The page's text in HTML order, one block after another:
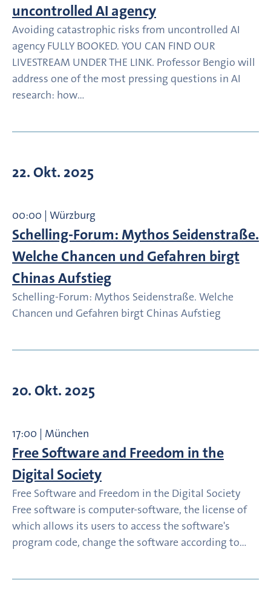
uncontrolled AI agency
Avoiding catastrophic risks from uncontrolled AI
agency FULLY BOOKED. YOU CAN FIND OUR
LIVESTREAM UNDER THE LINK. Professor Bengio will
address one of the most pressing questions in AI
research: how…
22. Okt. 2025
00:00 | Würzburg
Schelling-Forum: Mythos Seidenstraße.
Welche Chancen und Gefahren birgt
Chinas Aufstieg
Schelling-Forum: Mythos Seidenstraße. Welche
Chancen und Gefahren birgt Chinas Aufstieg
20. Okt. 2025
17:00 | München
Free Software and Freedom in the
Digital Society
Free Software and Freedom in the Digital Society
Free software is computer-software, the license of
which allows its users to access the software's
program code, change the software according to…